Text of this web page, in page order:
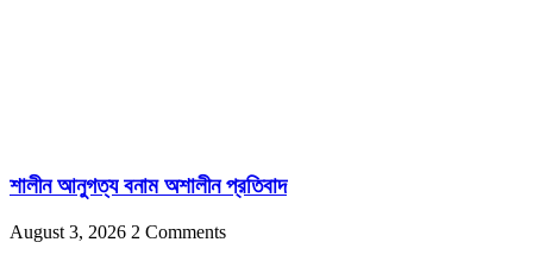
শালীন আনুগত্য বনাম অশালীন প্রতিবাদ
August 3, 2026 2 Comments